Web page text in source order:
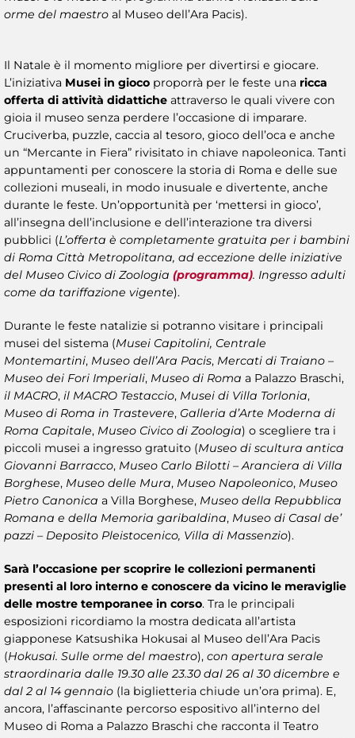
orme del maestro al Museo dell’Ara Pacis).
Il Natale è il momento migliore per divertirsi e giocare.
L’iniziativa Musei in gioco proporrà per le feste una ricca
offerta di attività didattiche attraverso le quali vivere con
gioia il museo senza perdere l’occasione di imparare.
Cruciverba, puzzle, caccia al tesoro, gioco dell’oca e anche
un “Mercante in Fiera” rivisitato in chiave napoleonica. Tanti
appuntamenti per conoscere la storia di Roma e delle sue
collezioni museali, in modo inusuale e divertente, anche
durante le feste. Un’opportunità per ‘mettersi in gioco’,
all’insegna dell’inclusione e dell’interazione tra diversi
pubblici (L’offerta è completamente gratuita per i bambini
di Roma Città Metropolitana, ad eccezione delle iniziative
del Museo Civico di Zoologia (programma). Ingresso adulti
come da tariffazione vigente).
Durante le feste natalizie si potranno visitare i principali
musei del sistema (Musei Capitolini, Centrale
Montemartini, Museo dell’Ara Pacis, Mercati di Traiano –
Museo dei Fori Imperiali, Museo di Roma a Palazzo Braschi,
il MACRO, il MACRO Testaccio, Musei di Villa Torlonia,
Museo di Roma in Trastevere, Galleria d’Arte Moderna di
Roma Capitale, Museo Civico di Zoologia) o scegliere tra i
piccoli musei a ingresso gratuito (Museo di scultura antica
Giovanni Barracco, Museo Carlo Bilotti – Aranciera di Villa
Borghese, Museo delle Mura, Museo Napoleonico, Museo
Pietro Canonica a Villa Borghese, Museo della Repubblica
Romana e della Memoria garibaldina, Museo di Casal de’
pazzi – Deposito Pleistocenico, Villa di Massenzio).
Sarà l’occasione per scoprire le collezioni permanenti
presenti al loro interno e conoscere da vicino le meraviglie
delle mostre temporanee in corso. Tra le principali
esposizioni ricordiamo la mostra dedicata all’artista
giapponese Katsushika Hokusai al Museo dell’Ara Pacis
(Hokusai. Sulle orme del maestro), con apertura serale
straordinaria dalle 19.30 alle 23.30 dal 26 al 30 dicembre e
dal 2 al 14 gennaio (la biglietteria chiude un’ora prima). E,
ancora, l’affascinante percorso espositivo all’interno del
Museo di Roma a Palazzo Braschi che racconta il Teatro